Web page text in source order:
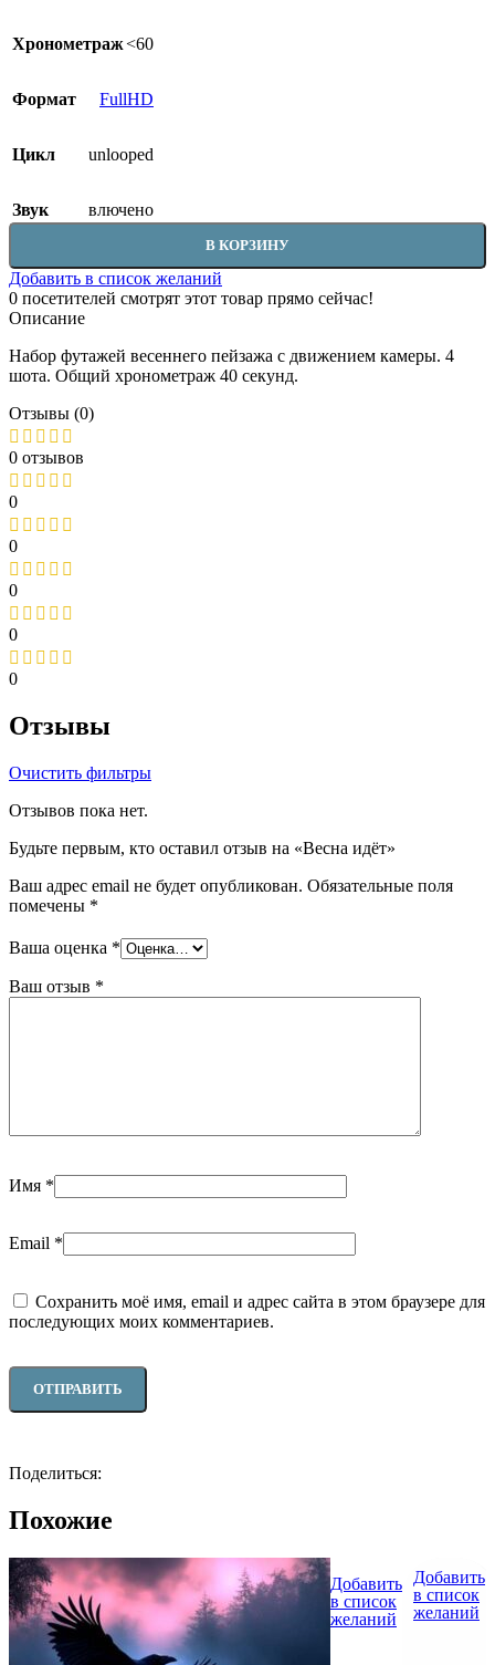
Хронометраж<60
Формат FullHD
Цикл unlooped
Звук влючено
В КОРЗИНУ
Добавить в список желаний
0 посетителей смотрят этот товар прямо сейчас!
Описание
Набор футажей весеннего пейзажа с движением камеры. 4
шота. Общий хронометраж 40 секунд.
Отзывы (0)
0 отзывов
0
0
0
0
0
Отзывы
Очистить фильтры
Отзывов пока нет.
Будьте первым, кто оставил отзыв на «Весна идёт»
Ваш адрес email не будет опубликован. Обязательные поля
помечены *
Ваша оценка *
Ваш отзыв *
Имя *
Email *
Сохранить моё имя, email и адрес сайта в этом браузере для
последующих моих комментариев.
Поделиться:
Похожие
Добавить
в список
желаний
Добавить
в список
желаний